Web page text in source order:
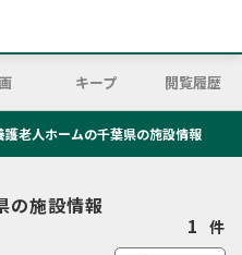
キープ 閲覧履歴
護老人ホームの千葉県の施設情報
の施設情報
1 件